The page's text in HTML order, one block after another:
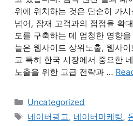
위에 위치하는 것은 단순히 가
넘어, 잠재 고객과의 접점을 확
도를 구축하는 데 엄청한 영향
늘은 웹사이트 상위노출, 웹사
고 특히 한국 시장에서 중요한
노출을 위한 고급 전략과 …
Categories
Uncategorized
Tags
네이버광고, 네이버마케팅,